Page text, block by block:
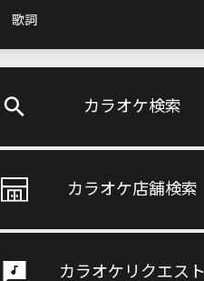
歌詞
カラオケ検索
カラオケ店舗検索
カラオケリクエスト